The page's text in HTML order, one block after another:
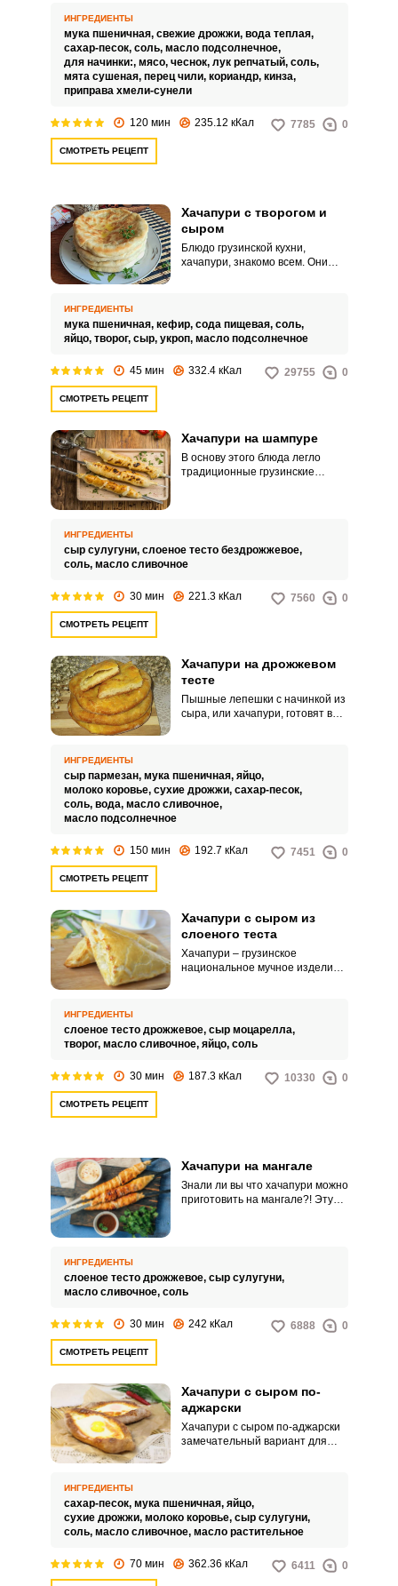
ИНГРЕДИЕНТЫ
мука пшеничная, свежие дрожжи, вода теплая,
сахар-песок, соль, масло подсолнечное,
для начинки:, мясо, чеснок, лук репчатый, соль,
мята сушеная, перец чили, кориандр, кинза,
приправа хмели-сунели
120 мин 235.12 кКал 7785 0
СМОТРЕТЬ РЕЦЕПТ
Хачапури с творогом и
сыром
Блюдо грузинской кухни,
хачапури, знакомо всем. Они
ИНГРЕДИЕНТЫ
мука пшеничная, кефир, сода пищевая, соль,
яйцо, творог, сыр, укроп, масло подсолнечное
45 мин 332.4 кКал 29755 0
СМОТРЕТЬ РЕЦЕПТ
Хачапури на шампуре
В основу этого блюда легло
традиционные грузинские
ИНГРЕДИЕНТЫ
сыр сулугуни, слоеное тесто бездрожжевое,
соль, масло сливочное
30 мин 221.3 кКал 7560 0
СМОТРЕТЬ РЕЦЕПТ
Хачапури на дрожжевом
тесте
Пышные лепешки с начинкой из
сыра, или хачапури, готовят в
ИНГРЕДИЕНТЫ
сыр пармезан, мука пшеничная, яйцо,
молоко коровье, сухие дрожжи, сахар-песок,
соль, вода, масло сливочное,
масло подсолнечное
150 мин 192.7 кКал 7451 0
СМОТРЕТЬ РЕЦЕПТ
Хачапури с сыром из
слоеного теста
Хачапури – грузинское
национальное мучное изделие с
теста.
ИНГРЕДИЕНТЫ
слоеное тесто дрожжевое, сыр моцарелла,
творог, масло сливочное, яйцо, соль
30 мин 187.3 кКал 10330 0
СМОТРЕТЬ РЕЦЕПТ
Хачапури на мангале
Знали ли вы что хачапури можно
приготовить на мангале?! Эту
ИНГРЕДИЕНТЫ
слоеное тесто дрожжевое, сыр сулугуни,
масло сливочное, соль
30 мин 242 кКал 6888 0
СМОТРЕТЬ РЕЦЕПТ
Хачапури с сыром по-
аджарски
Хачапури с сыром по-аджарски
замечательный вариант для
ИНГРЕДИЕНТЫ
сахар-песок, мука пшеничная, яйцо,
сухие дрожжи, молоко коровье, сыр сулугуни,
соль, масло сливочное, масло растительное
70 мин 362.36 кКал 6411 0